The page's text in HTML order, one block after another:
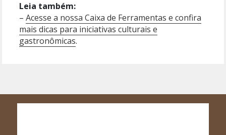
Leia também:
–Acesse a nossa Caixa de Ferramentas e confira
mais dicas para iniciativas culturais e
gastronômicas.